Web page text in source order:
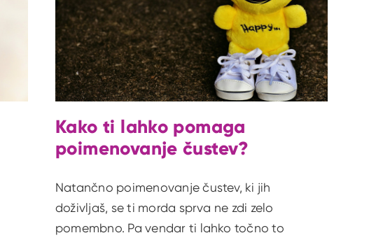
Kako ti lahko pomaga
poimenovanje čustev?
Natančno poimenovanje čustev, ki jih
doživljaš, se ti morda sprva ne zdi zelo
pomembno. Pa vendar ti lahko točno to